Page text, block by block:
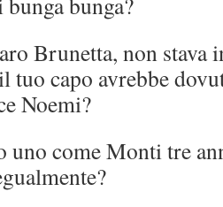
Brunetta, non stava
tuo capo avrebbe
Noemi?
uno come Monti tre